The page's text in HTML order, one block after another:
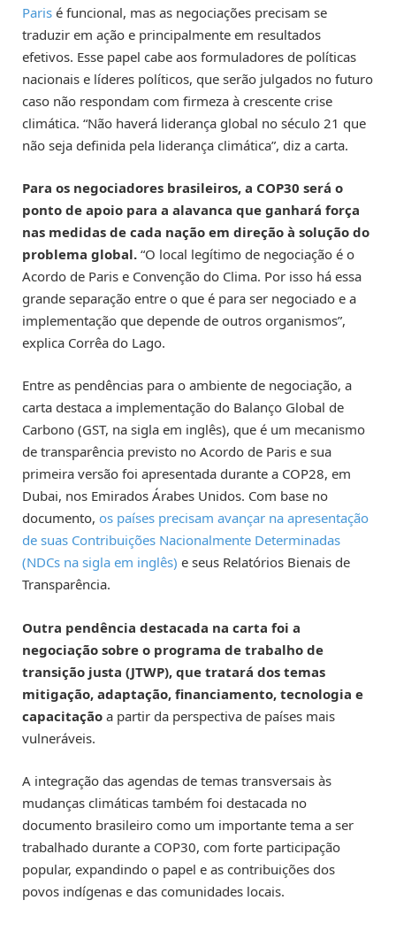
Paris é funcional, mas as negociações precisam se
traduzir em ação e principalmente em resultados
efetivos. Esse papel cabe aos formuladores de políticas
nacionais e líderes políticos, que serão julgados no futuro
caso não respondam com firmeza à crescente crise
climática. “Não haverá liderança global no século 21 que
não seja definida pela liderança climática”, diz a carta.
Para os negociadores brasileiros, a COP30 será o
ponto de apoio para a alavanca que ganhará força
nas medidas de cada nação em direção à solução do
problema global. “O local legítimo de negociação é o
Acordo de Paris e Convenção do Clima. Por isso há essa
grande separação entre o que é para ser negociado e a
implementação que depende de outros organismos”,
explica Corrêa do Lago.
Entre as pendências para o ambiente de negociação, a
carta destaca a implementação do Balanço Global de
Carbono (GST, na sigla em inglês), que é um mecanismo
de transparência previsto no Acordo de Paris e sua
primeira versão foi apresentada durante a COP28, em
Dubai, nos Emirados Árabes Unidos. Com base no
documento, os países precisam avançar na apresentação
de suas Contribuições Nacionalmente Determinadas
(NDCs na sigla em inglês) e seus Relatórios Bienais de
Transparência.
Outra pendência destacada na carta foi a
negociação sobre o programa de trabalho de
transição justa (JTWP), que tratará dos temas
mitigação, adaptação, financiamento, tecnologia e
capacitação a partir da perspectiva de países mais
vulneráveis.
A integração das agendas de temas transversais às
mudanças climáticas também foi destacada no
documento brasileiro como um importante tema a ser
trabalhado durante a COP30, com forte participação
popular, expandindo o papel e as contribuições dos
povos indígenas e das comunidades locais.